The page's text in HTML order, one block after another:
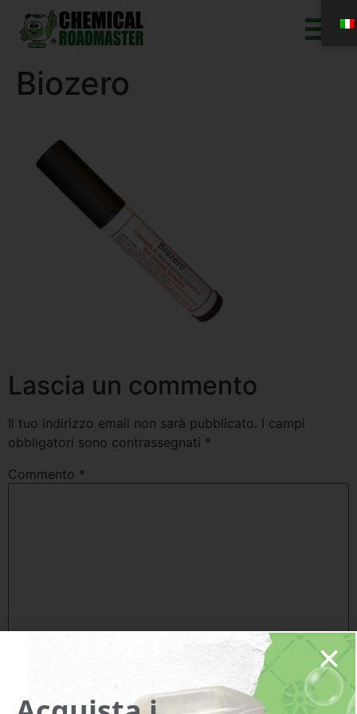
Biozero
Lascia un commento
Il tuo indirizzo email non sarà pubblicato. I campi
obbligatori sono contrassegnati *
Commento *